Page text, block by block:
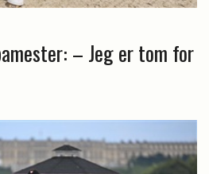
– Jeg er tom for